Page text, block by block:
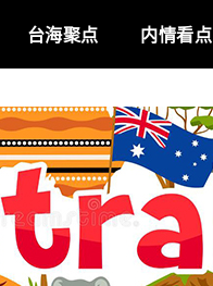
台海聚点 内情看点